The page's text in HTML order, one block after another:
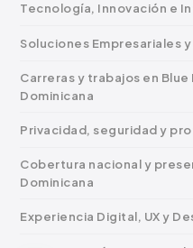
Tecnología, Innovación e
Soluciones Empresariales
Carreras y trabajos en
Dominicana
Privacidad, seguridad y
Cobertura nacional y
Dominicana
Experiencia Digital, UX y